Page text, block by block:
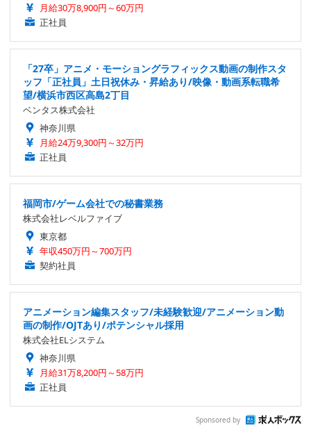
月給30万8,900円～60万円
正社員
「27卒」アニメ・モーショングラフィックス動画の制作スタ
ッフ「正社員」土日祝休み・昇給あり/映像・動画系転職希
望/横浜市西区高島2丁目
ベンタス株式会社
神奈川県
月給24万9,300円～32万円
正社員
福岡市/ゲーム会社での秘書業務
株式会社レベルファイブ
東京都
年収450万円～700万円
契約社員
アニメーション編集スタッフ/未経験歓迎/アニメーション動
画の制作/OJTあり/ポテンシャル採用
株式会社ELシステム
神奈川県
月給31万8,200円～58万円
正社員
Sponsored by